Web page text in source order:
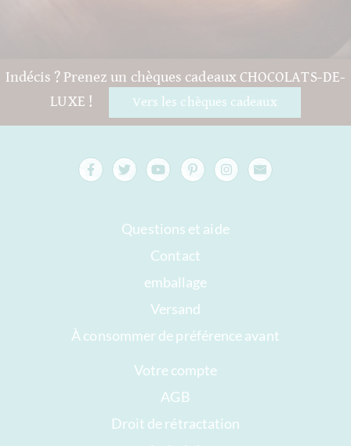
Indécis ? Prenez un chèques cadeaux CHOCOLATS-DE-
LUXE !
Vers les chèques cadeaux
Questions et aide
Contact
emballage
Versand
À consommer de préférence avant
Votre compte
AGB
Droit de rétractation